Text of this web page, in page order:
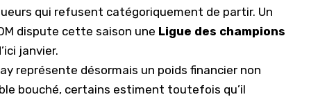
qui refusent catégoriquement de partir. Un
dispute cette saison une Ligue des champions
janvier.
représente désormais un poids financier non
bouché, certains estiment toutefois qu’il